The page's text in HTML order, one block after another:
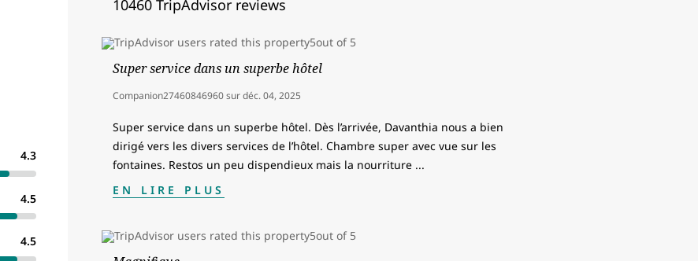
4.3
4.5
4.5
10460 TripAdvisor reviews
Super service dans un superbe hôtel
Companion27460846960surdéc. 04, 2025
Super service dans un superbe hôtel. Dès l’arrivée, Davanthia nous a bien
dirigé vers les divers services de l’hôtel. Chambre super avec vue sur les
fontaines. Restos un peu dispendieux mais la nourriture ...
EN LIRE PLUS